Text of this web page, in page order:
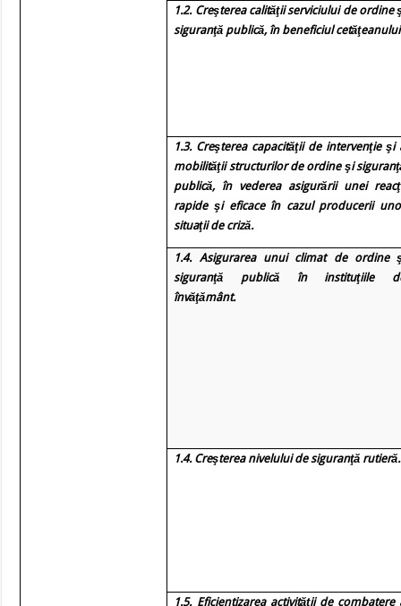
1.2. Creşterea calităţii serviciului de ordine
siguranţă publică, în beneficiul
1.3. Creşterea capacităţii de intervenţie şi
mobilităţii structurilor de ordine şi
publică, în vederea asigurării unei
rapide şi eficace în cazul producerii
situaţii de criză.
1.4. Asigurarea unui climat de ordine
siguranţă publică în instituţiile
învăţământ.
1.4. Creşterea nivelului de siguranţă rutieră.
1.5. Eficientizarea activităţii de combatere